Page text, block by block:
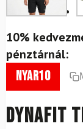
10%
pénztárnál:
nyar10